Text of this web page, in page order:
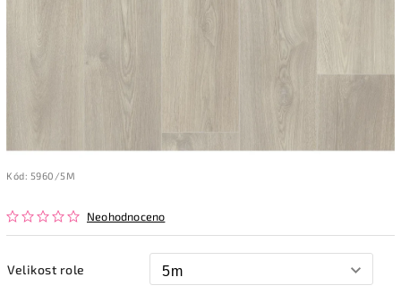
Kód: 5960/5M
Neohodnoceno
Velikost role